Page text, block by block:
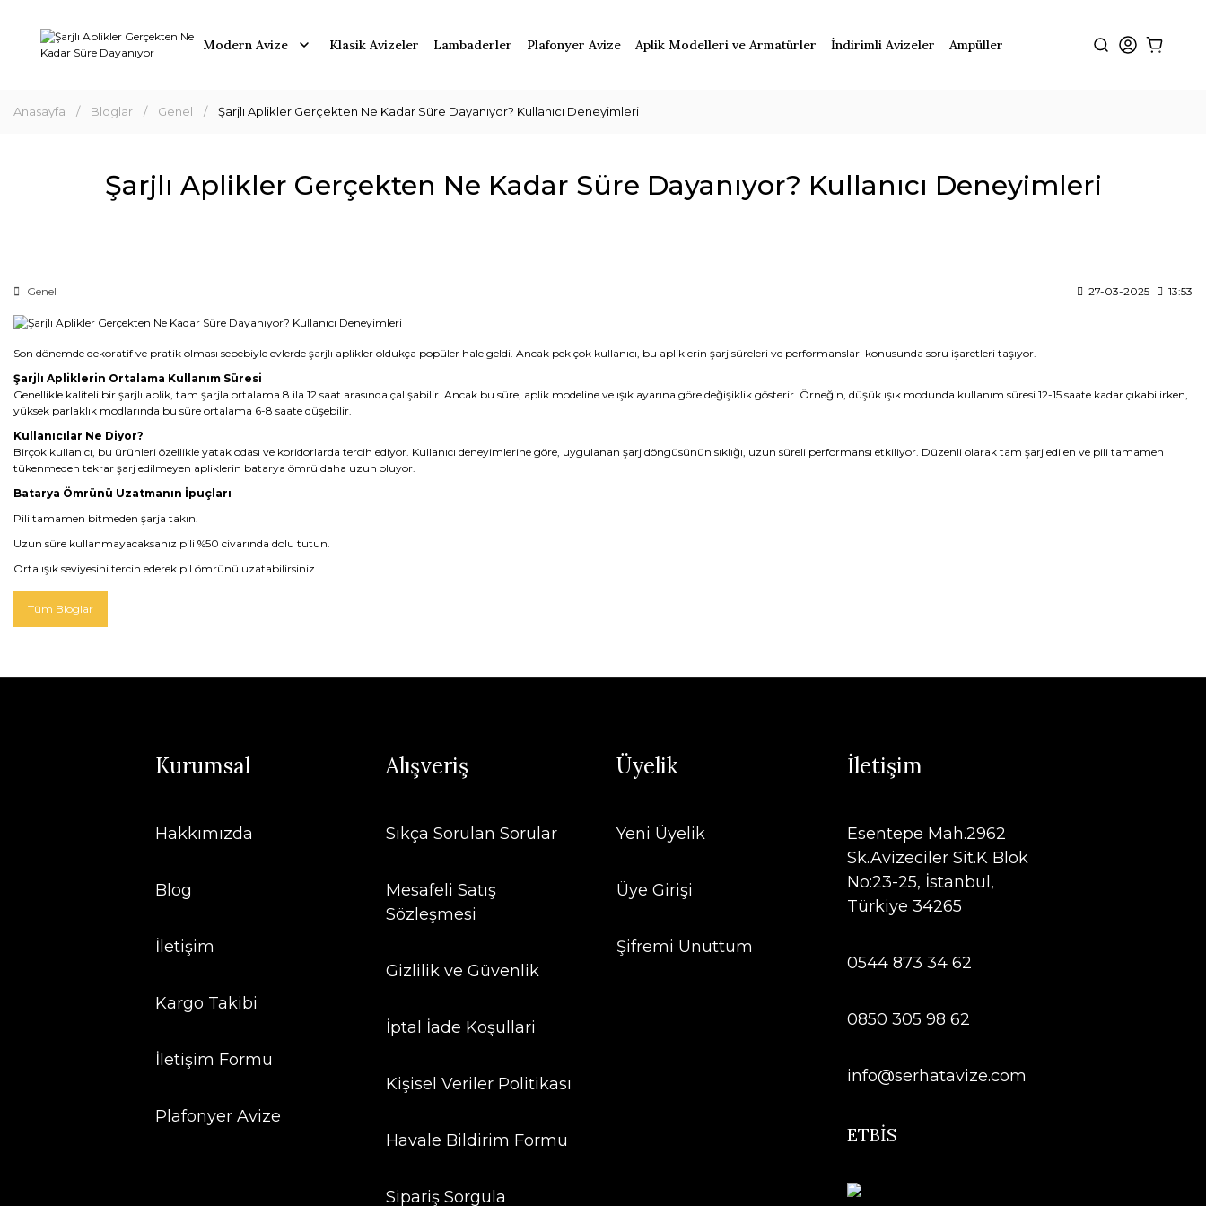
Modern Avize Klasik Avizeler Lambaderler Plafonyer Avize Aplik Modelleri ve Armatürler İndirimli Avizeler Ampüller
Anasayfa Bloglar Genel Şarjlı Aplikler Gerçekten Ne Kadar Süre Dayanıyor? Kullanıcı Deneyimleri
Şarjlı Aplikler Gerçekten Ne Kadar Süre Dayanıyor? Kullanıcı Deneyimleri
Genel 27-03-2025 13:53
Son dönemde dekoratif ve pratik olması sebebiyle evlerde şarjlı aplikler oldukça popüler hale geldi. Ancak pek çok kullanıcı, bu apliklerin şarj süreleri ve performansları konusunda soru işaretleri taşıyor.
Şarjlı Apliklerin Ortalama Kullanım Süresi
Genellikle kaliteli bir şarjlı aplik, tam şarjla ortalama 8 ila 12 saat arasında çalışabilir. Ancak bu süre, aplik modeline ve ışık ayarına göre değişiklik gösterir. Örneğin, düşük ışık modunda kullanım süresi 12-15 saate kadar çıkabilirken,
yüksek parlaklık modlarında bu süre ortalama 6-8 saate düşebilir.
Kullanıcılar Ne Diyor?
Birçok kullanıcı, bu ürünleri özellikle yatak odası ve koridorlarda tercih ediyor. Kullanıcı deneyimlerine göre, uygulanan şarj döngüsünün sıklığı, uzun süreli performansı etkiliyor. Düzenli olarak tam şarj edilen ve pili tamamen
tükenmeden tekrar şarj edilmeyen apliklerin batarya ömrü daha uzun oluyor.
Batarya Ömrünü Uzatmanın İpuçları
Pili tamamen bitmeden şarja takın.
Uzun süre kullanmayacaksanız pili %50 civarında dolu tutun.
Orta ışık seviyesini tercih ederek pil ömrünü uzatabilirsiniz.
Tüm Bloglar
Kurumsal
Hakkımızda
Blog
İletişim
Kargo Takibi
İletişim Formu
Plafonyer Avize
Alışveriş
Sıkça Sorulan Sorular
Mesafeli Satış
Sözleşmesi
Gizlilik ve Güvenlik
İptal İade Koşullari
Kişisel Veriler Politikası
Havale Bildirim Formu
Sipariş Sorgula
Üyelik
Yeni Üyelik
Üye Girişi
Şifremi Unuttum
İletişim
Esentepe Mah.2962
Sk.Avizeciler Sit.K Blok
No:23-25, İstanbul,
Türkiye 34265
0544 873 34 62
0850 305 98 62
info@serhatavize.com
ETBİS